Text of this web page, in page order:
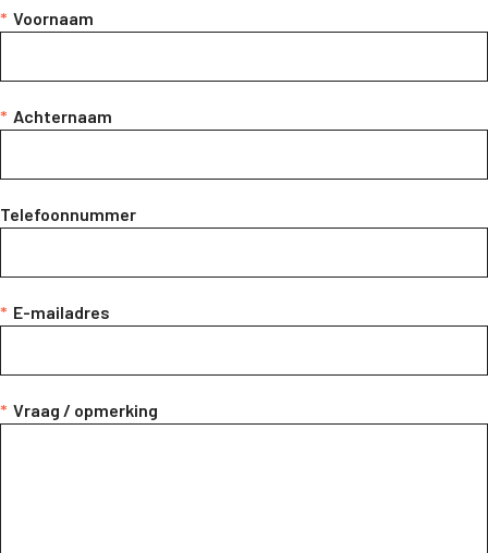
* Voornaam
* Achternaam
Telefoonnummer
* E-mailadres
* Vraag / opmerking